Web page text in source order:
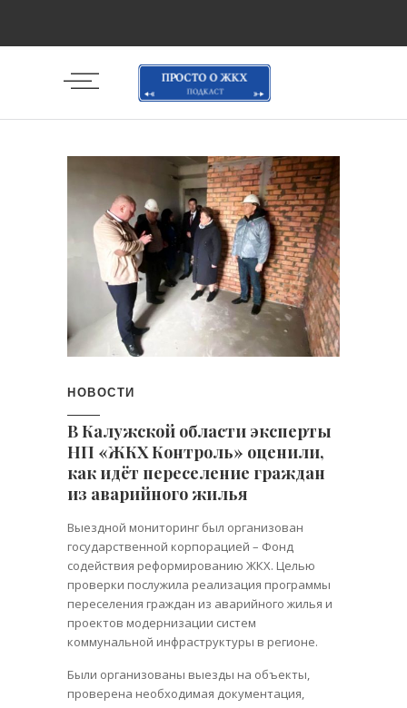
НОВОСТИ
В Калужской области эксперты
НП «ЖКХ Контроль» оценили,
как идёт переселение граждан
из аварийного жилья
Выездной мониторинг был организован
государственной корпорацией – Фонд
содействия реформированию ЖКХ. Целью
проверки послужила реализация программы
переселения граждан из аварийного жилья и
проектов модернизации систем
коммунальной инфраструктуры в регионе.
Были организованы выезды на объекты,
проверена необходимая документация,